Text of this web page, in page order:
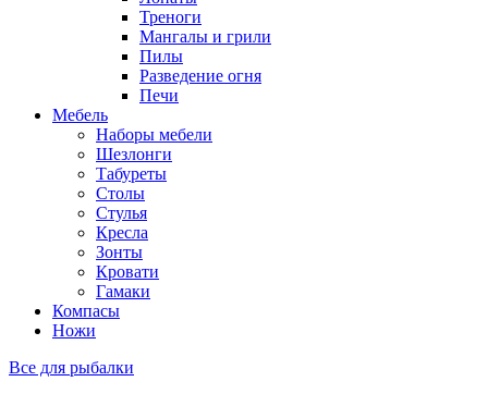
Треноги
Мангалы и грили
Пилы
Разведение огня
Печи
Мебель
Наборы мебели
Шезлонги
Табуреты
Столы
Стулья
Кресла
Зонты
Кровати
Гамаки
Компасы
Ножи
Все для рыбалки